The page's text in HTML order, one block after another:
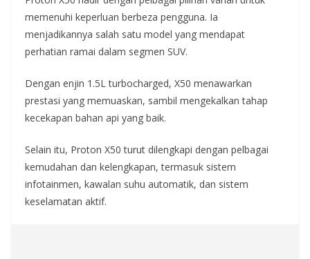
memenuhi keperluan berbeza pengguna. Ia
menjadikannya salah satu model yang mendapat
perhatian ramai dalam segmen SUV.
Dengan enjin 1.5L turbocharged, X50 menawarkan
prestasi yang memuaskan, sambil mengekalkan tahap
kecekapan bahan api yang baik.
Selain itu, Proton X50 turut dilengkapi dengan pelbagai
kemudahan dan kelengkapan, termasuk sistem
infotainmen, kawalan suhu automatik, dan sistem
keselamatan aktif.